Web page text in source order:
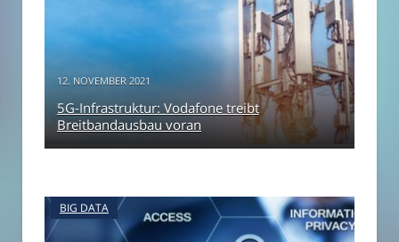
12. NOVEMBER 2021
5G-Infrastruktur: Vodafone treibt
Breitbandausbau voran
BIG DATA